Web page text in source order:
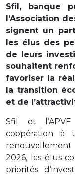
Sfil, banque
l’Association
signent un
les élus des
de leurs
souhaitent
favoriser la
la transition
et de
Sfil et
coopération
renouvellement
2026, les élus
priorités